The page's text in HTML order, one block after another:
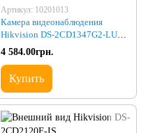
Артикул: 10201013
Камера видеонаблюдения
Hikvision DS-2CD1347G2-LUF
(2.8)
4 584.00грн.
Купить